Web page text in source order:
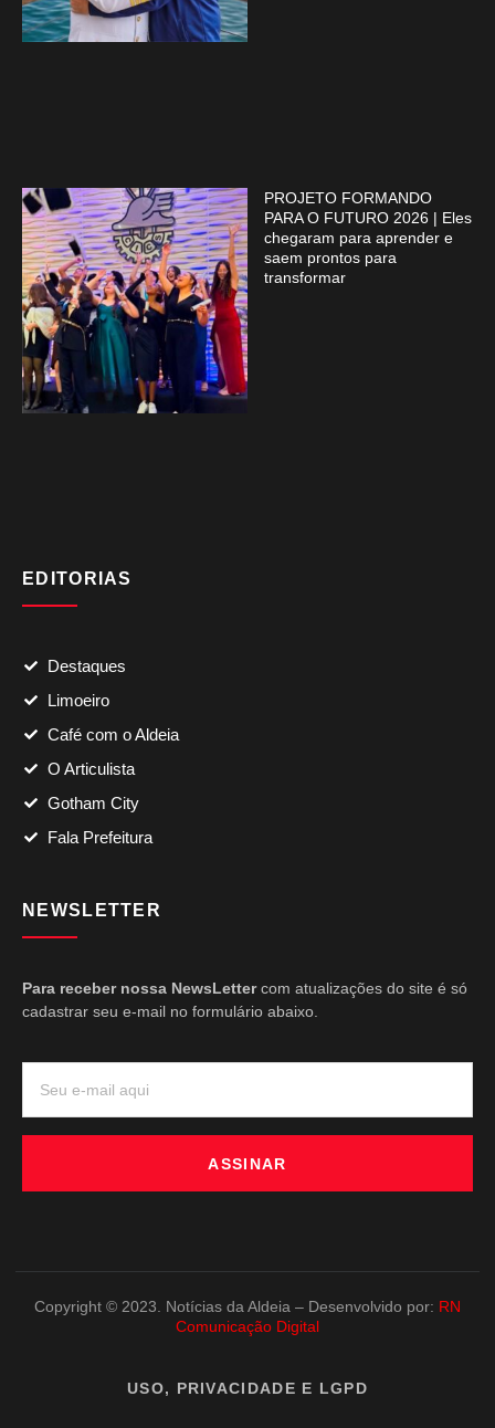
PROJETO FORMANDO
PARA O FUTURO 2026 | Eles
chegaram para aprender e
saem prontos para
transformar
EDITORIAS
Destaques
Limoeiro
Café com o Aldeia
O Articulista
Gotham City
Fala Prefeitura
NEWSLETTER
Para receber nossa NewsLettercom atualizações do site é só
cadastrar seu e-mail no formulário abaixo.
ASSINAR
Copyright © 2023. Notícias da Aldeia – Desenvolvido por: RN
Comunicação Digital
USO, PRIVACIDADE E LGPD